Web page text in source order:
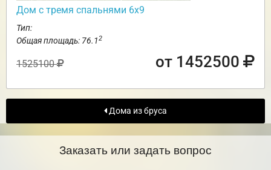
Дом с тремя спальнями 6х9
Тип:
Общая площадь: 76.12
1525100 от 1452500
Дома из бруса
Заказать или задать вопрос